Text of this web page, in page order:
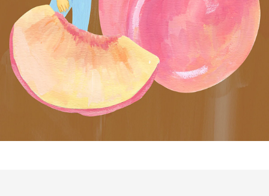
会員登録
Log in or Sign up
SPUR読者のためのメンバーシッププログラム
「The SPUR Club」。便利な機能と特典を無料で楽し